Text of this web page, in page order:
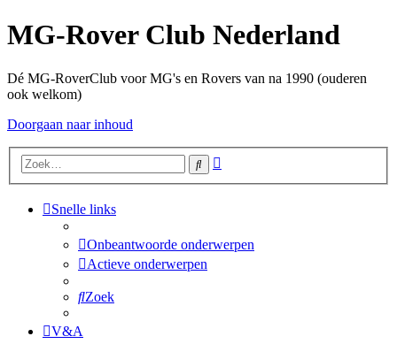
MG-Rover Club Nederland
Dé MG-RoverClub voor MG's en Rovers van na 1990 (ouderen
ook welkom)
Doorgaan naar inhoud
Zoek
Snelle links
Onbeantwoorde onderwerpen
Actieve onderwerpen
Zoek
V&A